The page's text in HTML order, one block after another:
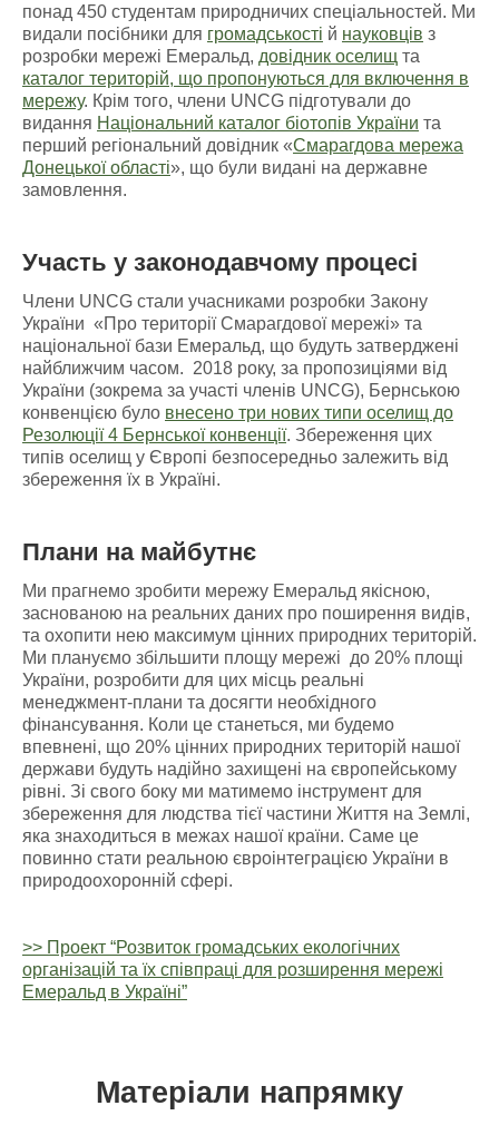
понад 450 студентам природничих спеціальностей. Ми
видали посібники для громадськості й науковців з
розробки мережі Емеральд, довідник оселищ та
каталог територій, що пропонуються для включення в
мережу. Крім того, члени UNCG підготували до
видання Національний каталог біотопів України та
перший регіональний довідник «Смарагдова мережа
Донецької області», що були видані на державне
замовлення.
Участь у законодавчому процесі
Члени UNCG стали учасниками розробки Закону
України «Про території Смарагдової мережі» та
національної бази Емеральд, що будуть затверджені
найближчим часом. 2018 року, за пропозиціями від
України (зокрема за участі членів UNCG), Бернською
конвенцією було внесено три нових типи оселищ до
Резолюції 4 Бернської конвенції. Збереження цих
типів оселищ у Європі безпосередньо залежить від
збереження їх в Україні.
Плани на майбутнє
Ми прагнемо зробити мережу Емеральд якісною,
заснованою на реальних даних про поширення видів,
та охопити нею максимум цінних природних територій.
Ми плануємо збільшити площу мережі до 20% площі
України, розробити для цих місць реальні
менеджмент-плани та досягти необхідного
фінансування. Коли це станеться, ми будемо
впевнені, що 20% цінних природних територій нашої
держави будуть надійно захищені на європейському
рівні. Зі свого боку ми матимемо інструмент для
збереження для людства тієї частини Життя на Землі,
яка знаходиться в межах нашої країни. Саме це
повинно стати реальною євроінтеграцією України в
природоохоронній сфері.
>> Проект “Розвиток громадських екологічних
організацій та їх співпраці для розширення мережі
Емеральд в Україні”
Матеріали напрямку